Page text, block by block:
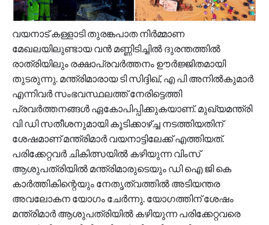
വയനാട് കള്ളാടി തുരങ്കപാത നിർമ്മാണ
മേഖലയിലുണ്ടായ വൻ മണ്ണിടിച്ചിൽ ദുരന്തത്തിൽ
രാത്രിയിലും രക്ഷാപ്രവർത്തനം ഊർജ്ജിതമായി
തുടരുന്നു. മന്ത്രിമാരായ ടി സിദ്ദിഖ്, എ പി അനിൽകുമാർ
എന്നിവർ സംഭവസ്ഥലത്ത് നേരിട്ടെത്തി
പ്രവർത്തനങ്ങൾ ഏകോപിപ്പിക്കുകയാണ്. മുഖ്യമന്ത്രി
വി ഡി സതീശനുമായി കൂടിക്കാഴ്ച്ച നടത്തിയതിന്
ശേഷമാണ് മന്ത്രിമാർ വയനാട്ടിലേക്ക് എത്തിയത്.
പരിക്കേറ്റവർ ചികിത്സയിൽ കഴിയുന്ന വിംസ്
ആശുപത്രിയിൽ മന്ത്രിമാരുടെയും ഡി ഐ ജി കെ
കാർത്തികിന്റെയും നേതൃത്വത്തിൽ അടിയന്തര
അവലോകന യോഗം ചേർന്നു. യോഗത്തിന് ശേഷം
മന്ത്രിമാർ ആശുപത്രിയിൽ കഴിയുന്ന പരിക്കേറ്റവരെ